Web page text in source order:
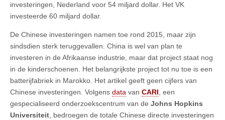
investeringen, Nederland voor 54 miljard dollar. Het VK
investeerde 60 miljard dollar.
De Chinese investeringen namen toe rond 2015, maar zijn
sindsdien sterk teruggevallen. China is wel van plan te
investeren in de Afrikaanse industrie, maar dat project staat nog
in de kinderschoenen. Het belangrijkste project tot nu toe is een
batterijfabriek in Marokko. Het artikel geeft geen cijfers van
Chinese investeringen. Volgens data van CARI, een
gespecialiseerd onderzoekscentrum van de Johns Hopkins
Universiteit, bedroegen de totale Chinese directe investeringen